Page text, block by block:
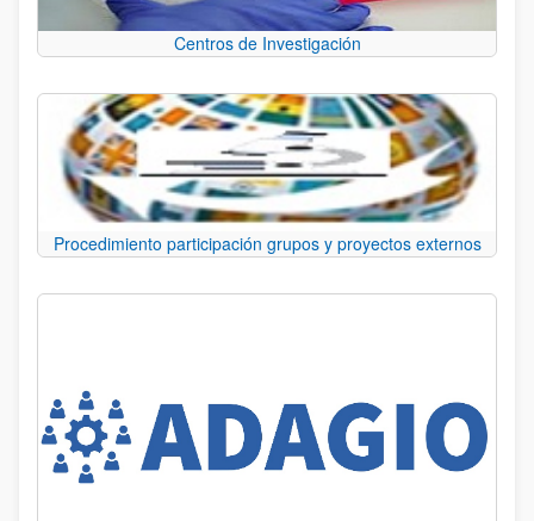
Centros de Investigación
Procedimiento participación grupos y proyectos externos